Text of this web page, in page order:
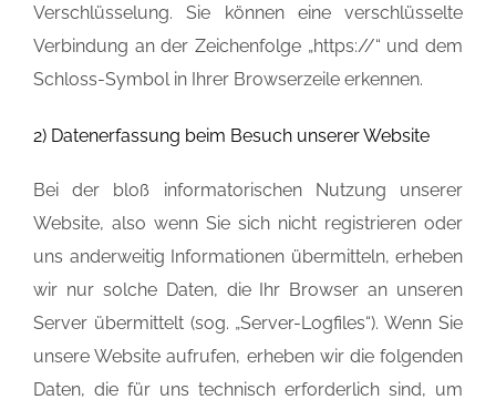
Verschlüsselung. Sie können eine verschlüsselte
Verbindung an der Zeichenfolge „https://“ und dem
Schloss-Symbol in Ihrer Browserzeile erkennen.
2) Datenerfassung beim Besuch unserer Website
Bei der bloß informatorischen Nutzung unserer
Website, also wenn Sie sich nicht registrieren oder
uns anderweitig Informationen übermitteln, erheben
wir nur solche Daten, die Ihr Browser an unseren
Server übermittelt (sog. „Server-Logfiles“). Wenn Sie
unsere Website aufrufen, erheben wir die folgenden
Daten, die für uns technisch erforderlich sind, um